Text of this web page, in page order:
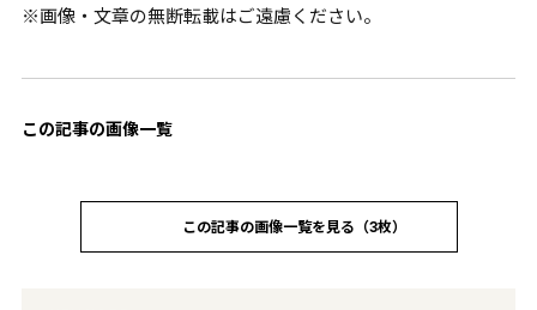
※画像・文章の無断転載はご遠慮ください。
この記事の画像一覧
この記事の画像一覧を見る（3枚）